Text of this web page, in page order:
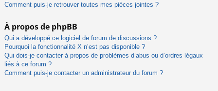
Comment puis-je retrouver toutes mes pièces jointes ?
À propos de phpBB
Qui a développé ce logiciel de forum de discussions ?
Pourquoi la fonctionnalité X n’est pas disponible ?
Qui dois-je contacter à propos de problèmes d’abus ou d’ordres légaux
liés à ce forum ?
Comment puis-je contacter un administrateur du forum ?